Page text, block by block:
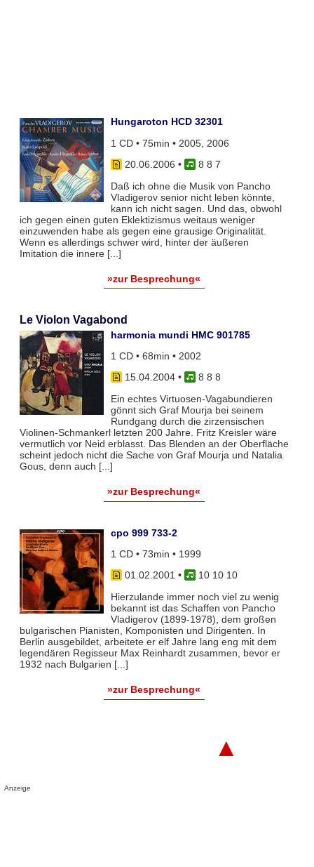
Hungaroton HCD 32301
1 CD • 75min • 2005, 2006
20.06.2006 •
8 8 7
Daß ich ohne die Musik von Pancho
Vladigerov senior nicht leben könnte,
kann ich nicht sagen. Und das, obwohl
ich gegen einen guten Eklektizismus weitaus weniger
einzuwenden habe als gegen eine grausige Originalität.
Wenn es allerdings schwer wird, hinter der äußeren
Imitation die innere [...]
»zur Besprechung«
Le Violon Vagabond
harmonia mundi HMC 901785
1 CD • 68min • 2002
15.04.2004•
8 8 8
Ein echtes Virtuosen-Vagabundieren
gönnt sich Graf Mourja bei seinem
Rundgang durch die zirzensischen
Violinen-Schmankerl letzten 200 Jahre. Fritz Kreisler wäre
vermutlich vor Neid erblasst. Das Blenden an der Oberfläche
scheint jedoch nicht die Sache von Graf Mourja und Natalia
Gous, denn auch [...]
»zur Besprechung«
cpo 999 733-2
1 CD • 73min • 1999
01.02.2001 •
10 10 10
Hierzulande immer noch viel zu wenig
bekannt ist das Schaffen von Pancho
Vladigerov (1899-1978), dem großen
bulgarischen Pianisten, Komponisten und Dirigenten. In
Berlin ausgebildet, arbeitete er elf Jahre lang eng mit dem
legendären Regisseur Max Reinhardt zusammen, bevor er
1932 nach Bulgarien [...]
»zur Besprechung«
▲
Anzeige